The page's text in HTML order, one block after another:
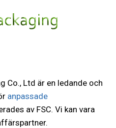
Co., Ltd är en ledande och
anpassade
av FSC. Vi kan vara